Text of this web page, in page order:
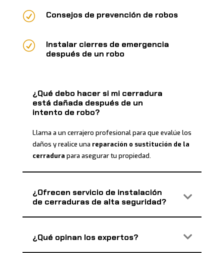
R Consejos de prevención de robos
R
Instalar cierres de emergencia
después de un robo
¿Qué debo hacer si mi cerradura
está dañada después de un
intento de robo?
Llama a un cerrajero profesional para que evalúe los
daños y realice una reparación o sustitución de la
cerradura para asegurar tu propiedad.
¿Ofrecen servicio de instalación
de cerraduras de alta seguridad?
¿Qué opinan los expertos?